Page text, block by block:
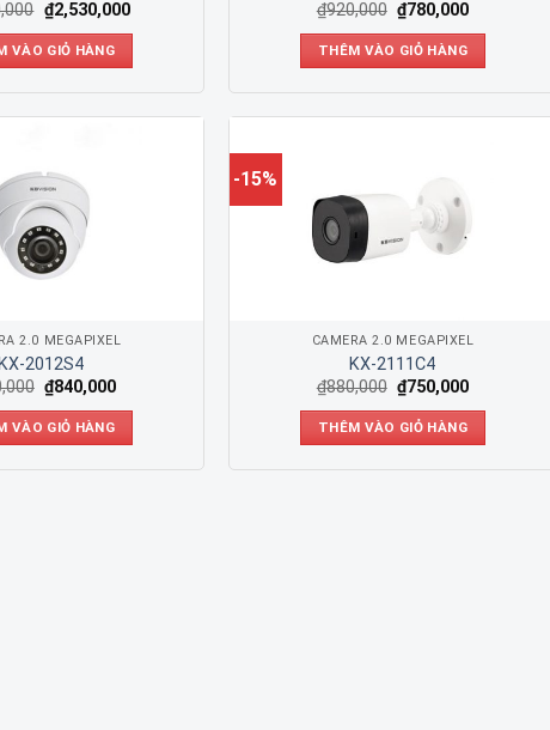
₫2,530,000
VÀO GIỎ HÀNG
₫920,000 ₫780,000
THÊM VÀO GIỎ HÀNG
2.0 MEGAPIXEL
KX-2012S4
₫840,000
VÀO GIỎ HÀNG
-15%
CAMERA 2.0 MEGAPIXEL
KX-2111C4
₫880,000 ₫750,000
THÊM VÀO GIỎ HÀNG